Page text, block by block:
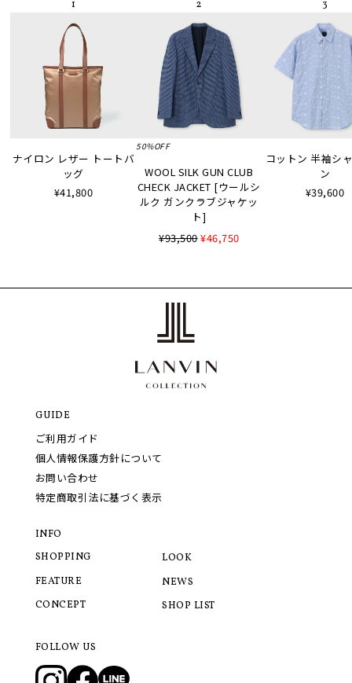
ナイロン レザー トートバ
ッグ
¥41,800
50%OFF
WOOL SILK GUN CLUB
CHECK JACKET [ウールシ
ルク ガンクラブジャケッ
ト]
¥93,500¥46,750
コットン 半袖シ
ン
¥39,600
GUIDE
ご利用ガイド
個人情報保護方針について
お問い合わせ
特定商取引法に基づく表示
INFO
SHOPPING
FEATURE
CONCEPT
LOOK
NEWS
SHOP LIST
FOLLOW US